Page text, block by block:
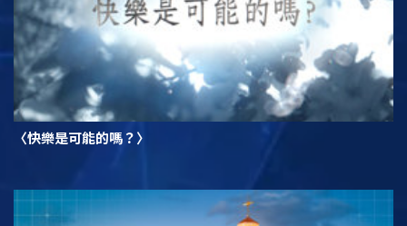
〈快樂是可能的嗎？〉